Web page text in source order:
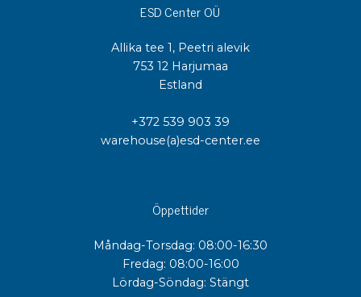
ESD Center OÜ
Allika tee 1, Peetri alevik
753 12 Harjumaa
Estland
+372 539 903 39
warehouse(a)esd-center.ee
Öppettider
Måndag-Torsdag: 08:00-16:30
Fredag: 08:00-16:00
Lördag-Söndag: Stängt